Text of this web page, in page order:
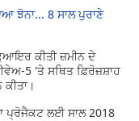
ਝੋਨਾ... 8 ਸਾਲ ਪੁਰਾਣੇ
ਕੀਤੀ ਜ਼ਮੀਨ ਦੇ
5 'ਤੇ ਸਥਿਤ ਫ਼ਿਰੋਜ਼ਸ਼ਾਹ
ਪ੍ਰੋਜੈਕਟ ਲਈ ਸਾਲ 2018